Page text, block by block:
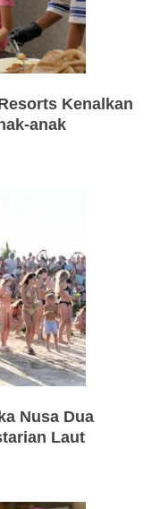
Kenalkan
anak
Nusa Dua
Laut